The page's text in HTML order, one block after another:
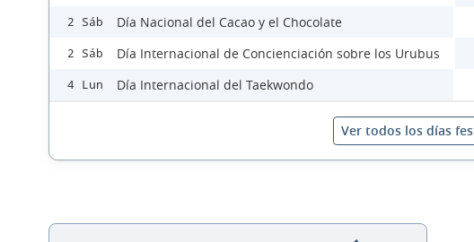
2 Sáb Día Nacional del Cacao y el Chocolate
2 Sáb Día Internacional de Concienciación sobre los Urubus
4 Lun Día Internacional del Taekwondo
Ver todos los días